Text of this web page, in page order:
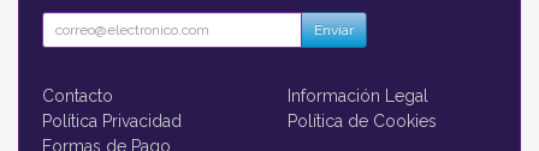
Enviar
Contacto
Información Legal
Política Privacidad
Política de Cookies
Formas de Pago